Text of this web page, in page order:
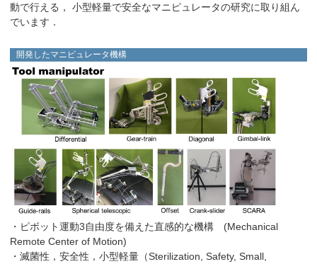
動で行える， 小型軽量で安全なマニピュレータの研究に取り組ん
でいます．
開発したマニピュレータ機構
・ピボット運動3自由度を備えた直感的な機構 (Mechanical
Remote Center of Motion)
・滅菌性，安全性，小型軽量（Sterilization, Safety, Small,